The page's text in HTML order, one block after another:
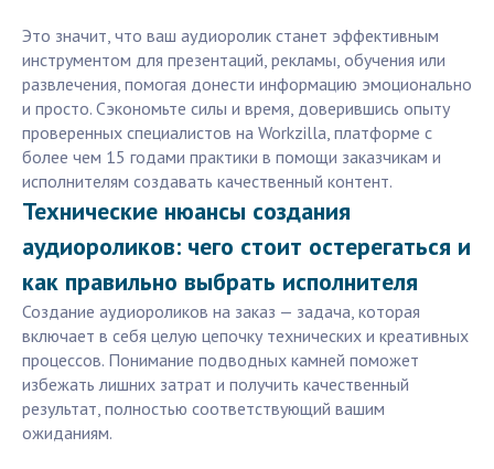
Это значит, что ваш аудиоролик станет эффективным
инструментом для презентаций, рекламы, обучения или
развлечения, помогая донести информацию эмоционально
и просто. Сэкономьте силы и время, доверившись опыту
проверенных специалистов на Workzilla, платформе с
более чем 15 годами практики в помощи заказчикам и
исполнителям создавать качественный контент.
Технические нюансы создания
аудиороликов: чего стоит остерегаться и
как правильно выбрать исполнителя
Создание аудиороликов на заказ — задача, которая
включает в себя целую цепочку технических и креативных
процессов. Понимание подводных камней поможет
избежать лишних затрат и получить качественный
результат, полностью соответствующий вашим
ожиданиям.